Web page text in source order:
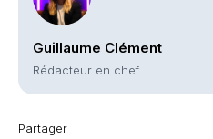
Guillaume Clément
Rédacteur en chef
Partager